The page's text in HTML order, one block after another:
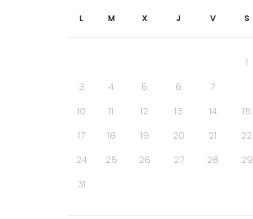
L M X J V S
1
3
4 5 6 7
10
11 12 13 14 15
17
18 19 20 21 22
24
25 26 27 28 29
31